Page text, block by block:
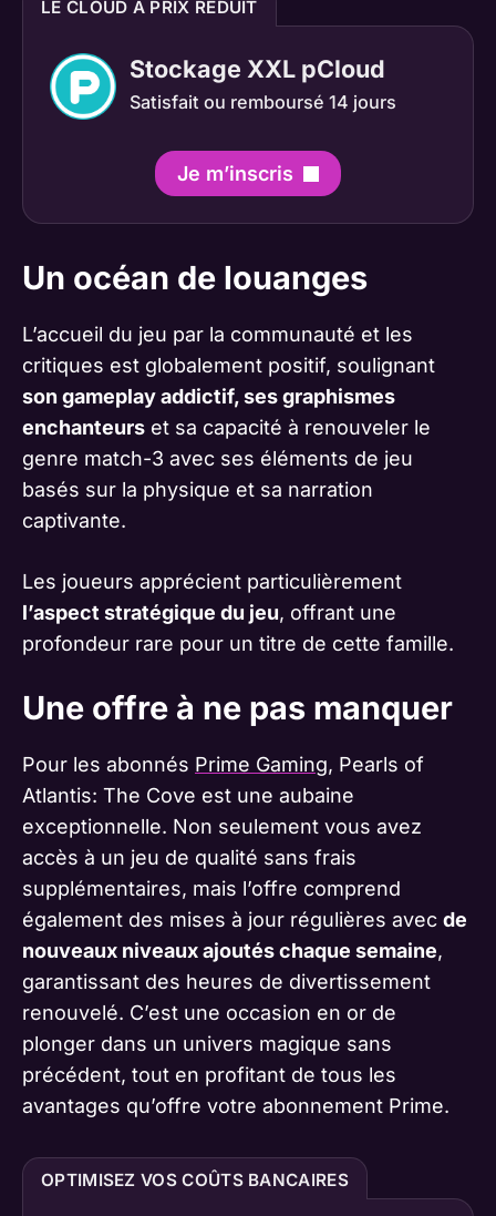
LE CLOUD À PRIX RÉDUIT
Stockage XXL pCloud
Satisfait ou remboursé 14 jours
Je m’inscris
Un océan de louanges
L’accueil du jeu par la communauté et les
critiques est globalement positif, soulignant
son gameplay addictif, ses graphismes
enchanteurs et sa capacité à renouveler le
genre match-3 avec ses éléments de jeu
basés sur la physique et sa narration
captivante.
Les joueurs apprécient particulièrement
l’aspect stratégique du jeu, offrant une
profondeur rare pour un titre de cette famille.
Une offre à ne pas manquer
Pour les abonnés Prime Gaming, Pearls of
Atlantis: The Cove est une aubaine
exceptionnelle. Non seulement vous avez
accès à un jeu de qualité sans frais
supplémentaires, mais l’offre comprend
également des mises à jour régulières avec de
nouveaux niveaux ajoutés chaque semaine,
garantissant des heures de divertissement
renouvelé. C’est une occasion en or de
plonger dans un univers magique sans
précédent, tout en profitant de tous les
avantages qu’offre votre abonnement Prime.
OPTIMISEZ VOS COÛTS BANCAIRES